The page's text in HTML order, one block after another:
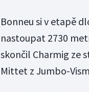
Bonneu si v etapě
nastoupat 2730
skončil Charmig ze
Mittet z Jumbo-